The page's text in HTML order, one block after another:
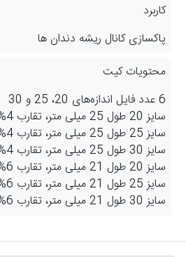
کاربرد
پاکسازی کانال ریشه دندان‌ ها
محتویات کیت
6 عدد فایل اندازه‌های 20، 25 و 30
سایز 20 طول 25 میلی متر، تقارب 4%
سایز 25 طول 25 میلی متر، تقارب 4%
سایز 30 طول 25 میلی متر، تقارب 4%
سایز 20 طول 21 میلی متر، تقارب 6%
سایز 25 طول 21 میلی متر، تقارب 6%
سایز 30 طول 21 میلی متر، تقارب 6%